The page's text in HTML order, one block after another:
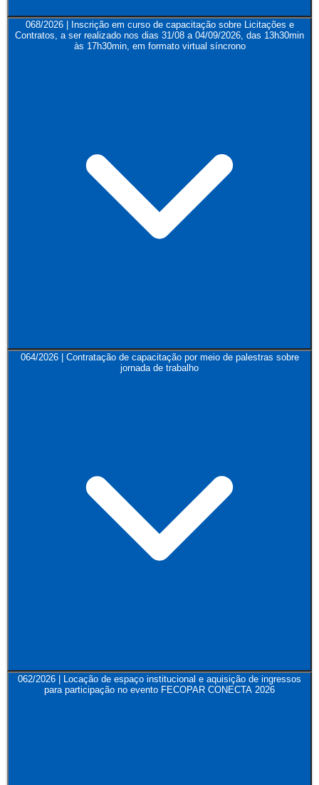
068/2026 | Inscrição em curso de capacitação sobre Licitações e
Contratos, a ser realizado nos dias 31/08 a 04/09/2026, das 13h30min
às 17h30min, em formato virtual síncrono
064/2026 | Contratação de capacitação por meio de palestras sobre
jornada de trabalho
062/2026 | Locação de espaço institucional e aquisição de ingressos
para participação no evento FECOPAR CONECTA 2026